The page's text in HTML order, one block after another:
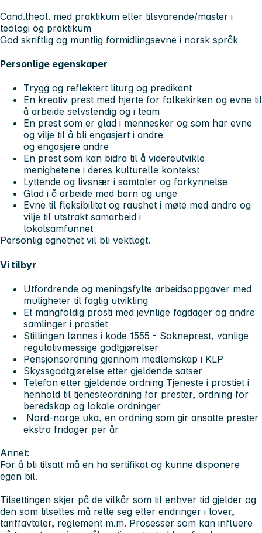
Cand.theol. med praktikum eller tilsvarende/master i
teologi og praktikum
God skriftlig og muntlig formidlingsevne i norsk språk
Personlige egenskaper
Trygg og reflektert liturg og predikant
En kreativ prest med hjerte for folkekirken og evne til
å arbeide selvstendig og i team
En prest som er glad i mennesker og som har evne
og vilje til å bli engasjert i andre
og engasjere andre
En prest som kan bidra til å videreutvikle
menighetene i deres kulturelle kontekst
Lyttende og livsnær i samtaler og forkynnelse
Glad i å arbeide med barn og unge
Evne til fleksibilitet og raushet i møte med andre og
vilje til utstrakt samarbeid i
lokalsamfunnet
Personlig egnethet vil bli vektlagt.
Vi tilbyr
Utfordrende og meningsfylte arbeidsoppgaver med
muligheter til faglig utvikling
Et mangfoldig prosti med jevnlige fagdager og andre
samlinger i prostiet
Stillingen lønnes i kode 1555 - Sokneprest, vanlige
regulativmessige godtgjørelser
Pensjonsordning gjennom medlemskap i KLP
Skyssgodtgjørelse etter gjeldende satser
Telefon etter gjeldende ordning Tjeneste i prostiet i
henhold til tjenesteordning for prester, ordning for
beredskap og lokale ordninger
Nord-norge uka, en ordning som gir ansatte prester
ekstra fridager per år
Annet:
For å bli tilsatt må en ha sertifikat og kunne disponere
egen bil.
Tilsettingen skjer på de vilkår som til enhver tid gjelder og
den som tilsettes må rette seg etter endringer i lover,
tariffavtaler, reglement m.m. Prosesser som kan influere